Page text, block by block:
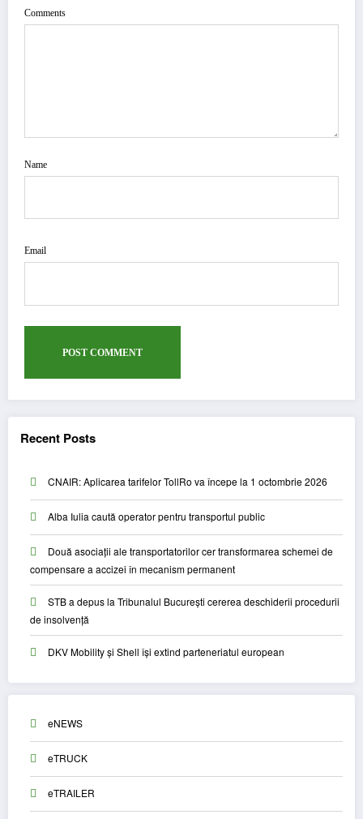
Comments
Name
Email
Recent Posts
CNAIR: Aplicarea tarifelor TollRo va începe la 1 octombrie 2026
Alba Iulia caută operator pentru transportul public
Două asociații ale transportatorilor cer transformarea schemei de
compensare a accizei în mecanism permanent
STB a depus la Tribunalul București cererea deschiderii procedurii
de insolvență
DKV Mobility și Shell își extind parteneriatul european
eNEWS
eTRUCK
eTRAILER